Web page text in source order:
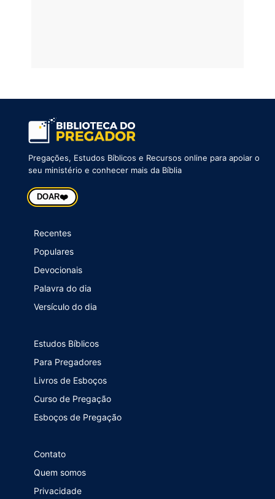
Pregações, Estudos Bíblicos e Recursos online para apoiar o
seu ministério e conhecer mais da Bíblia
DOAR❤️
Recentes
Populares
Devocionais
Palavra do dia
Versículo do dia
Estudos Bíblicos
Para Pregadores
Livros de Esboços
Curso de Pregação
Esboços de Pregação
Contato
Quem somos
Privacidade